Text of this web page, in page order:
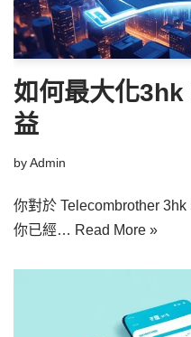
如何最大化
益
byAdmin
你對於 Telecombrother
你已經… Read More »